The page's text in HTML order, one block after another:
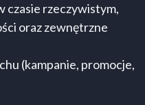
czasie rzeczywistym,
oraz zewnętrzne
(kampanie, promocje,